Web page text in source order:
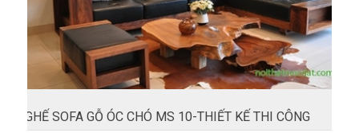
GHẾ SOFA GỖ ÓC CHÓ MS 10-THIẾT KẾ THI CÔNG